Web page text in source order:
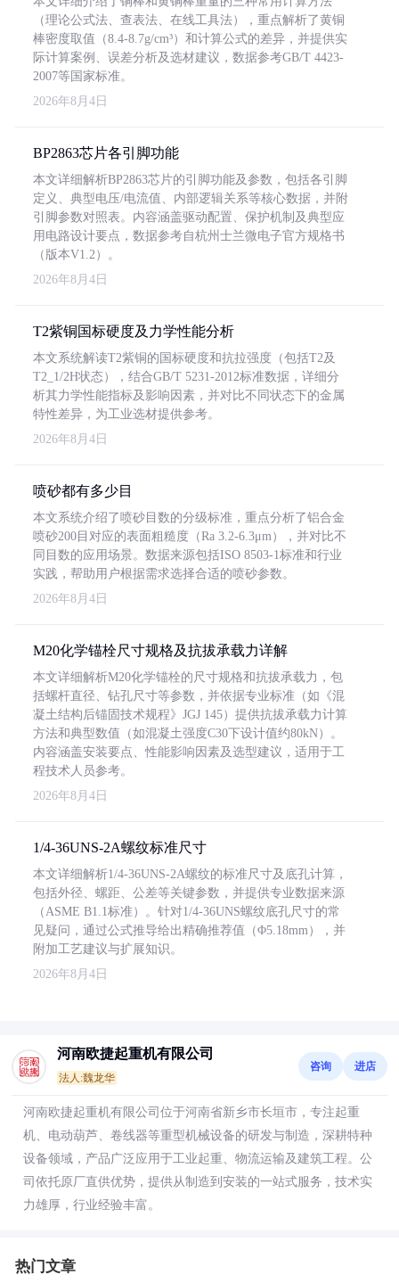
（理论公式法、查表法、在线工具法），重点解析了黄铜
棒密度取值（8.4-8.7g/cm³）和计算公式的差异，并提供实
际计算案例、误差分析及选材建议，数据参考GB/T 4423-
2007等国家标准。
2026年8月4日
BP2863芯片各引脚功能
本文详细解析BP2863芯片的引脚功能及参数，包括各引脚
定义、典型电压/电流值、内部逻辑关系等核心数据，并附
引脚参数对照表。内容涵盖驱动配置、保护机制及典型应
用电路设计要点，数据参考自杭州士兰微电子官方规格书
（版本V1.2）。
2026年8月4日
T2紫铜国标硬度及力学性能分析
本文系统解读T2紫铜的国标硬度和抗拉强度（包括T2及
T2_1/2H状态），结合GB/T 5231-2012标准数据，详细分
析其力学性能指标及影响因素，并对比不同状态下的金属
特性差异，为工业选材提供参考。
2026年8月4日
喷砂都有多少目
本文系统介绍了喷砂目数的分级标准，重点分析了铝合金
喷砂200目对应的表面粗糙度（Ra 3.2-6.3μm），并对比不
同目数的应用场景。数据来源包括ISO 8503-1标准和行业
实践，帮助用户根据需求选择合适的喷砂参数。
2026年8月4日
M20化学锚栓尺寸规格及抗拔承载力详解
本文详细解析M20化学锚栓的尺寸规格和抗拔承载力，包
括螺杆直径、钻孔尺寸等参数，并依据专业标准（如《混
凝土结构后锚固技术规程》JGJ 145）提供抗拔承载力计算
方法和典型数值（如混凝土强度C30下设计值约80kN）。
内容涵盖安装要点、性能影响因素及选型建议，适用于工
程技术人员参考。
2026年8月4日
1/4-36UNS-2A螺纹标准尺寸
本文详细解析1/4-36UNS-2A螺纹的标准尺寸及底孔计算，
包括外径、螺距、公差等关键参数，并提供专业数据来源
（ASME B1.1标准）。针对1/4-36UNS螺纹底孔尺寸的常
见疑问，通过公式推导给出精确推荐值（Φ5.18mm），并
附加工艺建议与扩展知识。
2026年8月4日
河南欧捷起重机有限公司
法人:魏龙华
咨询 进店
河南欧捷起重机有限公司位于河南省新乡市长垣市，专注起重
机、电动葫芦、卷线器等重型机械设备的研发与制造，深耕特种
设备领域，产品广泛应用于工业起重、物流运输及建筑工程。公
司依托原厂直供优势，提供从制造到安装的一站式服务，技术实
力雄厚，行业经验丰富。
热门文章